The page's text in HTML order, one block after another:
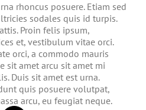
rhoncus posuere. Etiam sed
sodales quis id turpis.
Proin felis ipsum,
et, vestibulum vitae orci.
orci, a commodo mauris
sit amet arcu sit amet mi
Duis sit amet est urna.
quis posuere volutpat,
arcu, eu feugiat neque.